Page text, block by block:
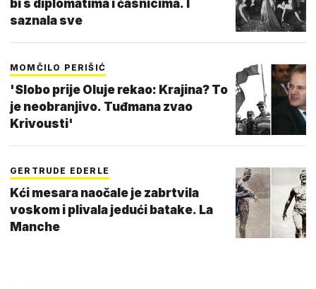
bi s diplomatima i časnicima. I
saznala sve
MOMČILO PERIŠIĆ
'Slobo prije Oluje rekao: Krajina? To
je neobranjivo. Tuđmana zvao
Krivousti'
GERTRUDE EDERLE
Kći mesara naočale je zabrtvila
voskom i plivala jedući batake. La
Manche